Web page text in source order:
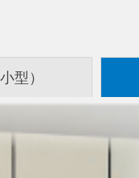
型）